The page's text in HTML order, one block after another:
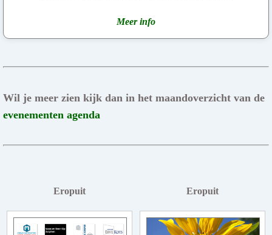
Meer info
Wil je meer zien kijk dan in het maandoverzicht van de
evenementen agenda
Eropuit Eropuit